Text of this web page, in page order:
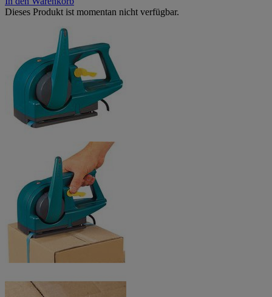
Dieses Produkt ist momentan nicht verfügbar.